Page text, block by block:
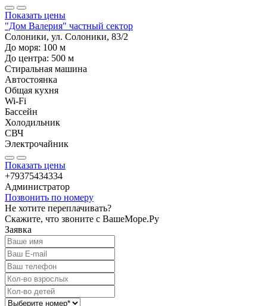
Показать цены
"Дом Валерия" частный сектор
Солоники, ул. Солоники, 83/2
До моря: 100 м
До центра: 500 м
Стиральная машина
Автостоянка
Общая кухня
Wi-Fi
Бассейн
Холодильник
СВЧ
Электрочайник
Показать цены
+79375434334
Администратор
Позвонить по номеру
Не хотите переплачивать?
Скажите, что звоните с ВашеМоре.Ру
Заявка